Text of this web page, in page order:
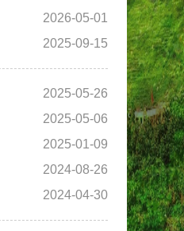
2026-05-01
2025-09-15
2025-05-26
2025-05-06
2025-01-09
2024-08-26
2024-04-30